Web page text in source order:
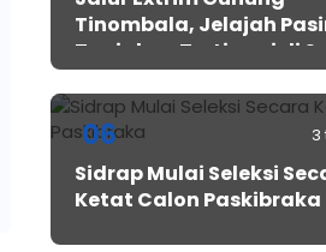
Tinombala, Jelajah
Tanjakan Tertinggi di
06
Sidrap Mulai Seleksi
Ketat Calon Paskibraka